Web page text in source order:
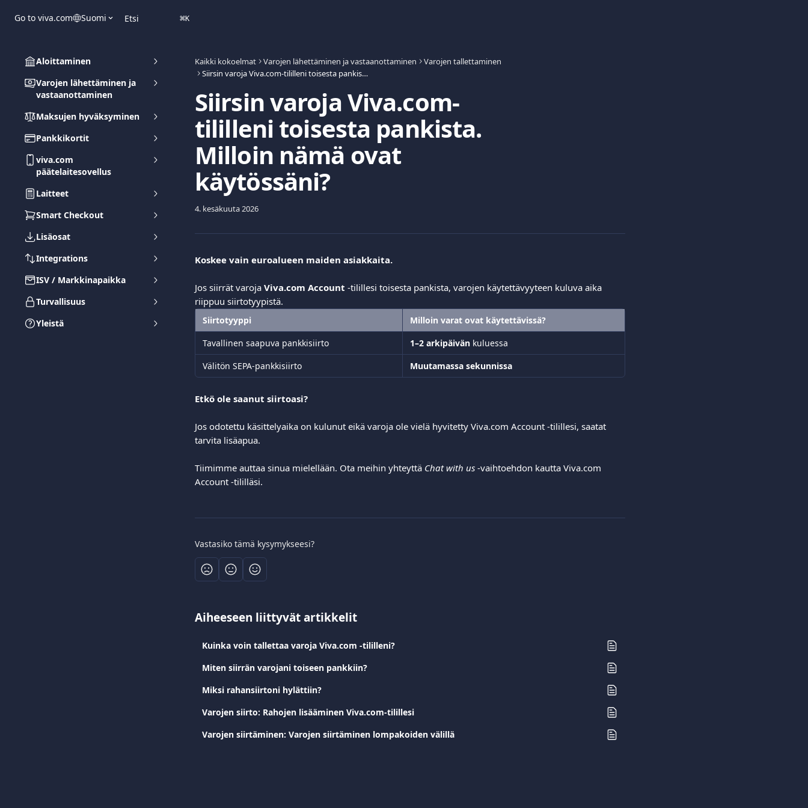
Go to viva.com Suomi Etsi ⌘K
Aloittaminen
Varojen lähettäminen ja
vastaanottaminen
Maksujen hyväksyminen
Pankkikortit
viva.com
päätelaitesovellus
Laitteet
Smart Checkout
Lisäosat
Integrations
ISV / Markkinapaikka
Turvallisuus
Yleistä
Kaikki kokoelmat Varojen lähettäminen ja vastaanottaminen
Varojen tallettaminen
Siirsin varoja Viva.com-tililleni toisesta pankista. Milloin nämä ovat käytössäni?
Siirsin varoja Viva.com-
tililleni toisesta pankista.
Milloin nämä ovat
käytössäni?
4. kesäkuuta 2026
Koskee vain euroalueen maiden asiakkaita.
Jos siirrät varoja Viva.com Account -tilillesi toisesta pankista, varojen käytettävyyteen kuluva aika
riippuu siirtotyypistä.
Siirtotyyppi
Milloin varat ovat käytettävissä?
Tavallinen saapuva pankkisiirto
1–2 arkipäivän kuluessa
Välitön SEPA-pankkisiirto
Muutamassa sekunnissa
Etkö ole saanut siirtoasi?
Jos odotettu käsittelyaika on kulunut eikä varoja ole vielä hyvitetty Viva.com Account -tilillesi, saatat
tarvita lisäapua.
Tiimimme auttaa sinua mielellään. Ota meihin yhteyttä Chat with us -vaihtoehdon kautta Viva.com
Account -tililläsi.
Vastasiko tämä kysymykseesi?
Aiheeseen liittyvät artikkelit
Kuinka voin tallettaa varoja Viva.com -tililleni?
Miten siirrän varojani toiseen pankkiin?
Miksi rahansiirtoni hylättiin?
Varojen siirto: Rahojen lisääminen Viva.com-tilillesi
Varojen siirtäminen: Varojen siirtäminen lompakoiden välillä